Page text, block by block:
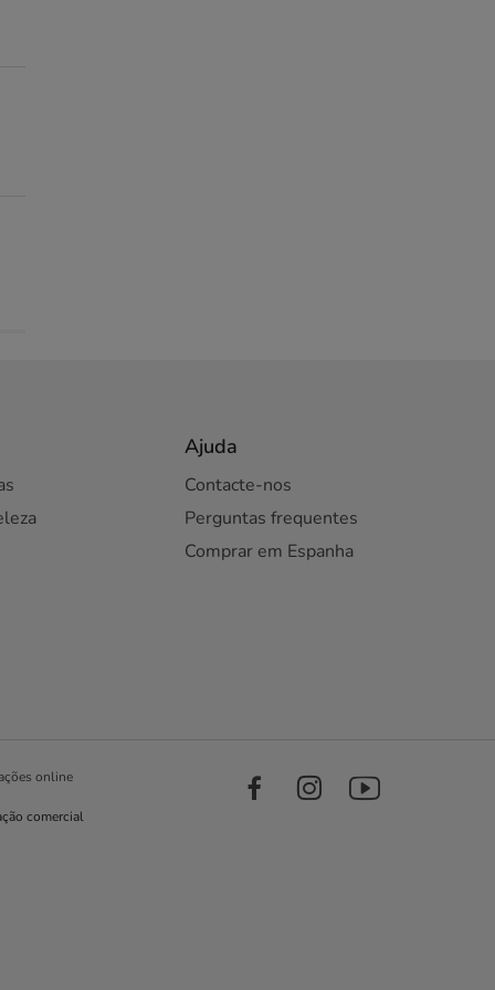
Ajuda
Contacte-nos
Perguntas frequentes
Comprar em Espanha
online
comercial